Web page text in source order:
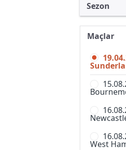
Türkiye
İtalya
FA
Lig 2
Sezon
Maçlar
West